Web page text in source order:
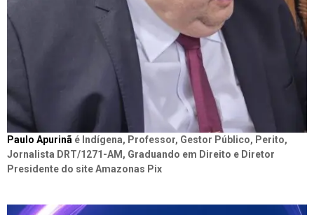
Paulo Apurinã é Indígena, Professor, Gestor Público, Perito,
Jornalista DRT/1271-AM, Graduando em Direito e Diretor
Presidente do site Amazonas Pix